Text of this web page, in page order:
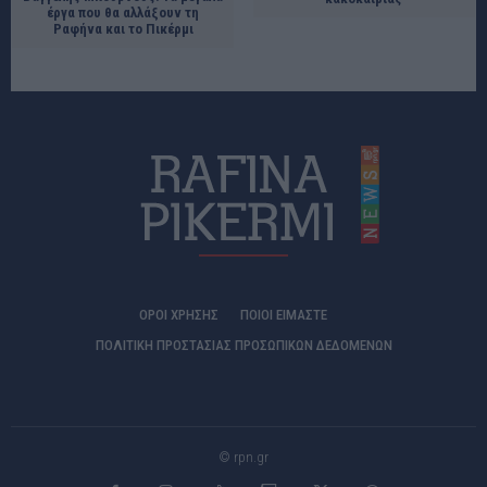
έργα που θα αλλάξουν τη
Ραφήνα και το Πικέρμι
ΟΡΟΙ ΧΡΗΣΗΣ
ΠΟΙΟΊ ΕΊΜΑΣΤΕ
ΠΟΛΙΤΙΚΗ ΠΡΟΣΤΑΣΙΑΣ ΠΡΟΣΩΠΙΚΩΝ ΔΕΔΟΜΕΝΩΝ
© rpn.gr